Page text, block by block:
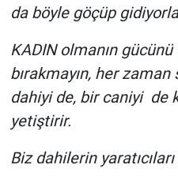
da böyle göçüp
KADIN olmanın
bırakmayın, her
dahiyi de, bir caniyi de
yetiştirir.
Biz dahilerin